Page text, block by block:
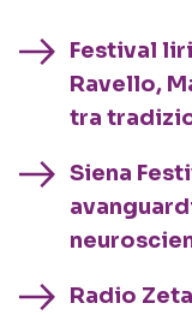
Festival
Ravello,
tra
Siena
Radio